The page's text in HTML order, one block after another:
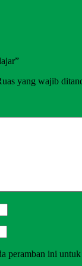
yang wajib
peramban ini